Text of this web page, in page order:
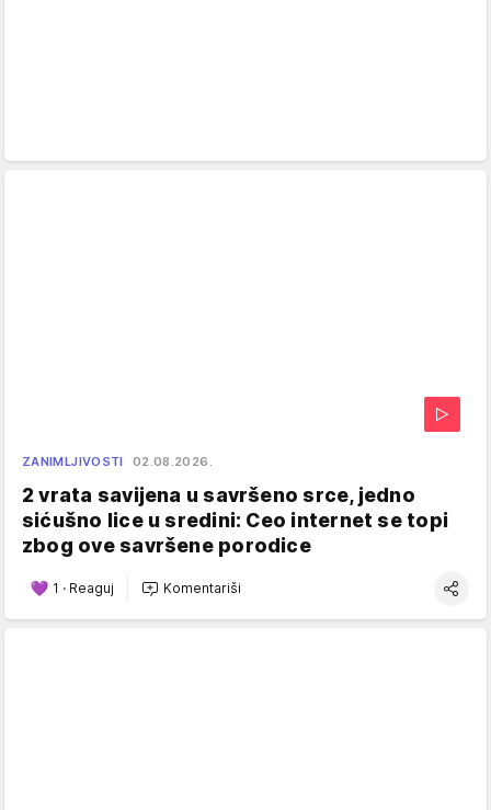
ZANIMLJIVOSTI 02.08.2026.
2 vrata savijena u savršeno srce, jedno
sićušno lice u sredini: Ceo internet se topi
zbog ove savršene porodice
1 · Reaguj Komentariši